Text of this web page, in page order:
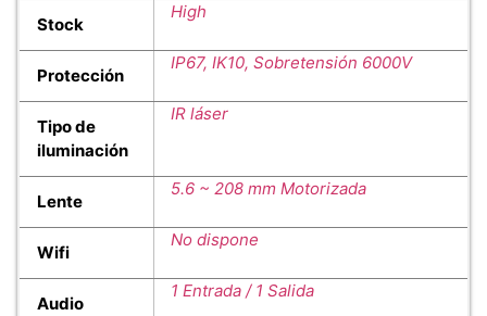
Stock
High
Protección
IP67, IK10, Sobretensión 6000V
Tipo de
iluminación
IR láser
Lente
5.6 ~ 208 mm Motorizada
Wifi
No dispone
Audio
1 Entrada / 1 Salida